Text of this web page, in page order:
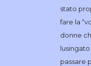
stato
fare la
donne
passare